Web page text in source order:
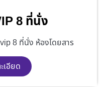
8 ที่นั่ง
8 ที่นั่ง ห้องโดยสาร
เอียด